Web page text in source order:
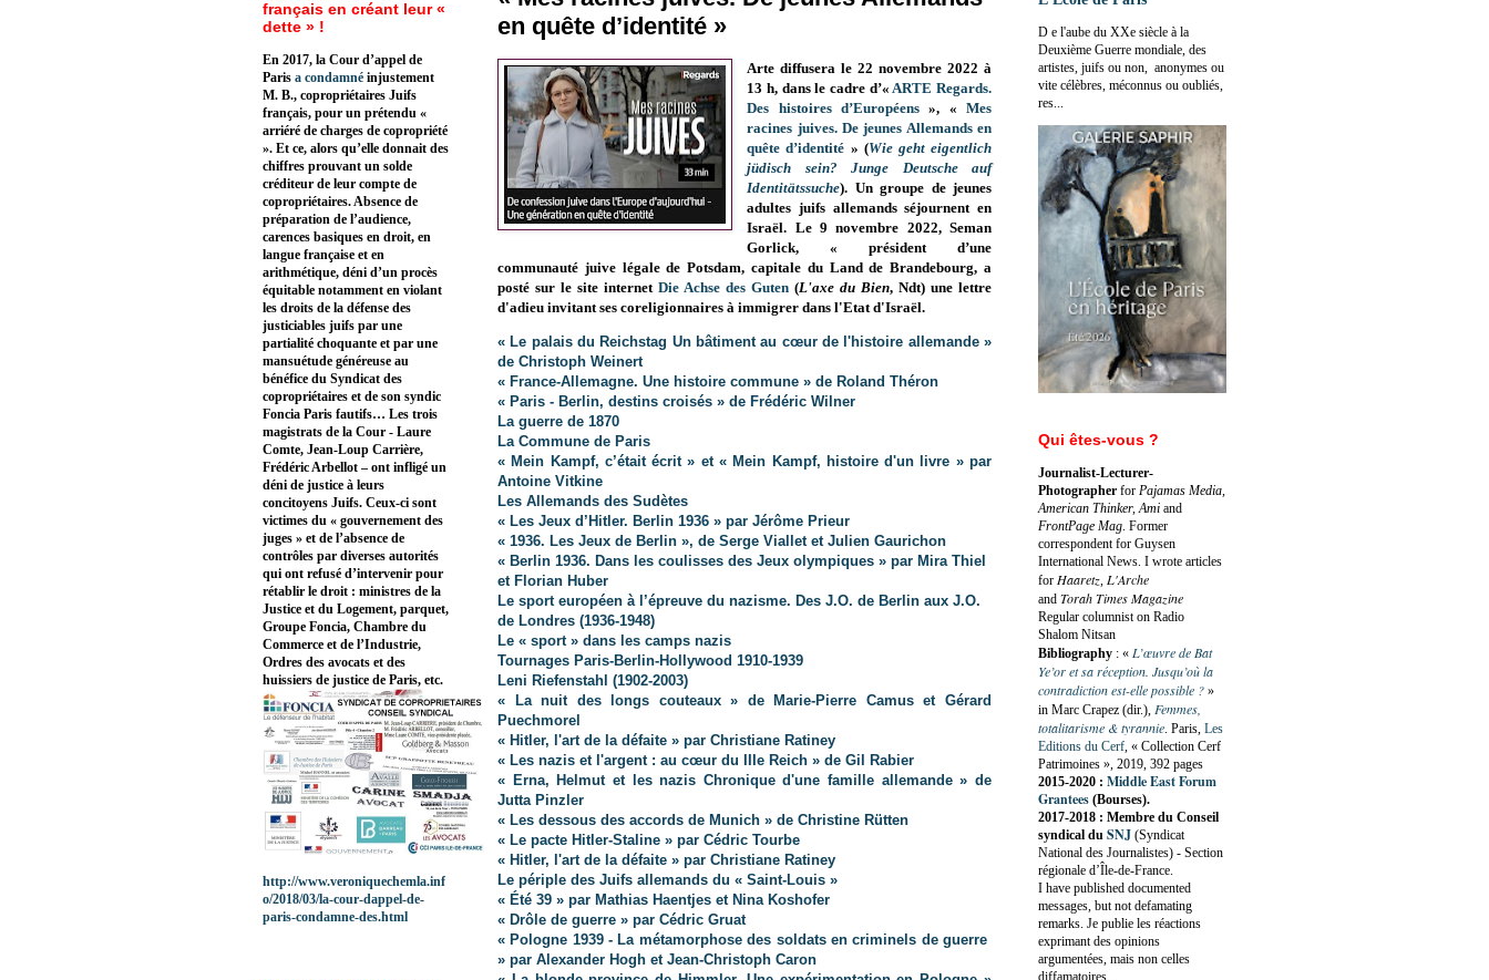
en quête d’identité »
Arte diffusera le 22 novembre 2022 à
13 h, dans le cadre d’«ARTE Regards.
Des histoires d’Européens», «Mes
racines juives. De jeunes Allemands en
quête d’identité » (Wie geht eigentlich
jüdisch sein? Junge Deutsche auf
Identitätssuche). Un groupe de jeunes
adultes juifs allemands séjournent en
Israël. Le 9 novembre 2022, Seman
Gorlick, « président d’une
communauté juive légale de Potsdam, capitale du Land de Brandebourg, a
posté sur le site internet Die Achse des Guten (L'axe du Bien, Ndt) une lettre
d'adieu invitant ses coreligionnaires à immigrer dans l'Etat d'Israël.
« Le palais du Reichstag Un bâtiment au cœur de l'histoire allemande »
de Christoph Weinert
« France-Allemagne. Une histoire commune » de Roland Théron
« Paris - Berlin, destins croisés » de Frédéric Wilner
La guerre de 1870
La Commune de Paris
« Mein Kampf, c’était écrit » et « Mein Kampf, histoire d'un livre » par
Antoine Vitkine
Les Allemands des Sudètes
« Les Jeux d’Hitler. Berlin 1936 » par Jérôme Prieur
« 1936. Les Jeux de Berlin », de Serge Viallet et Julien Gaurichon
« Berlin 1936. Dans les coulisses des Jeux olympiques » par Mira Thiel
et Florian Huber
Le sport européen à l’épreuve du nazisme. Des J.O. de Berlin aux J.O.
de Londres (1936-1948)
Le « sport » dans les camps nazis
Tournages Paris-Berlin-Hollywood 1910-1939
Leni Riefenstahl (1902-2003)
« La nuit des longs couteaux » de Marie-Pierre Camus et Gérard
Puechmorel
« Hitler, l'art de la défaite » par Christiane Ratiney
« Les nazis et l'argent : au cœur du IIIe Reich » de Gil Rabier
« Erna, Helmut et les nazis Chronique d'une famille allemande » de
Jutta Pinzler
« Les dessous des accords de Munich » de Christine Rütten
« Le pacte Hitler-Staline » par Cédric Tourbe
« Hitler, l'art de la défaite » par Christiane Ratiney
Le périple des Juifs allemands du « Saint-Louis »
« Été 39 » par Mathias Haentjes et Nina Koshofer
« Drôle de guerre » par Cédric Gruat
« Pologne 1939 - La métamorphose des soldats en criminels de guerre
» par Alexander Hogh et Jean-Christoph Caron
français en créant leur «
dette » !
En 2017, la Cour d’appel de
Paris a condamné injustement
M. B., copropriétaires Juifs
français, pour un prétendu «
arriéré de charges de copropriété
». Et ce, alors qu’elle donnait des
chiffres prouvant un solde
créditeur de leur compte de
copropriétaires. Absence de
préparation de l’audience,
carences basiques en droit, en
langue française et en
arithmétique, déni d’un procès
équitable notamment en violant
les droits de la défense des
justiciables juifs par une
partialité choquante et par une
mansuétude généreuse au
bénéfice du Syndicat des
copropriétaires et de son syndic
Foncia Paris fautifs… Les trois
magistrats de la Cour - Laure
Comte, Jean-Loup Carrière,
Frédéric Arbellot – ont infligé un
déni de justice à leurs
concitoyens Juifs. Ceux-ci sont
victimes du « gouvernement des
juges » et de l’absence de
contrôles par diverses autorités
qui ont refusé d’intervenir pour
rétablir le droit : ministres de la
Justice et du Logement, parquet,
Groupe Foncia, Chambre du
Commerce et de l’Industrie,
Ordres des avocats et des
huissiers de justice de Paris, etc.
http://www.veroniquechemla.inf
o/2018/03/la-cour-dappel-de-
paris-condamne-des.html
D e l'aube du XXe siècle à la
Deuxième Guerre mondiale, des
artistes, juifs ou non, anonymes ou
vite célèbres, méconnus ou oubliés,
res...
Qui êtes-vous ?
Journalist-Lecturer-
Photographer for Pajamas Media,
American Thinker, Ami and
FrontPage Mag . Former
correspondent for Guysen
International News. I wrote articles
for Haaretz L'Arche
and Torah Times Magazine
Regular columnist on Radio
Shalom Nitsan
Bibliography : « L’œuvre de Bat
Ye’or et sa réception. Jusqu’où la
contradiction est-elle possible ? »
in Marc Crapez (dir.), Femmes,
totalitarisme & tyrannie . Paris, Les
Editions du Cerf , « Collection Cerf
Patrimoines », 2019, 392 pages
2015-2020 : Middle East Forum
Grantees (Bourses).
2017-2018 : Membre du Conseil
syndical du SNJ (Syndicat
National des Journalistes) - Section
régionale d’Île-de-France.
I have published documented
messages, but not defamating
remarks. Je publie les réactions
exprimant des opinions
argumentées, mais non celles
diffamatoires.